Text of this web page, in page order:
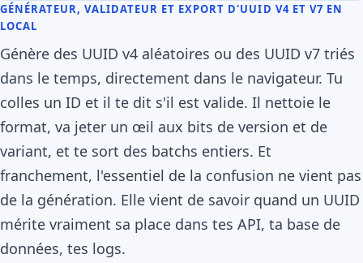
GÉNÉRATEUR, VALIDATEUR ET EXPORT D'UUID V4 ET V7 EN
LOCAL
Génère des UUID v4 aléatoires ou des UUID v7 triés
dans le temps, directement dans le navigateur. Tu
colles un ID et il te dit s'il est valide. Il nettoie le
format, va jeter un œil aux bits de version et de
variant, et te sort des batchs entiers. Et
franchement, l'essentiel de la confusion ne vient pas
de la génération. Elle vient de savoir quand un UUID
mérite vraiment sa place dans tes API, ta base de
données, tes logs.